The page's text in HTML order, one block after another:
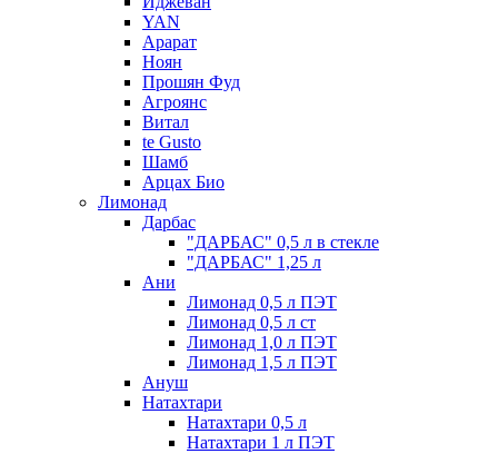
YAN
Арарат
Ноян
Прошян Фуд
Агроянс
Витал
te Gusto
Шамб
Арцах Био
Лимонад
Дарбас
"ДАРБАС" 0,5 л в стекле
"ДАРБАС" 1,25 л
Ани
Лимонад 0,5 л ПЭТ
Лимонад 0,5 л ст
Лимонад 1,0 л ПЭТ
Лимонад 1,5 л ПЭТ
Ануш
Натахтари
Натахтари 0,5 л
Натахтари 1 л ПЭТ